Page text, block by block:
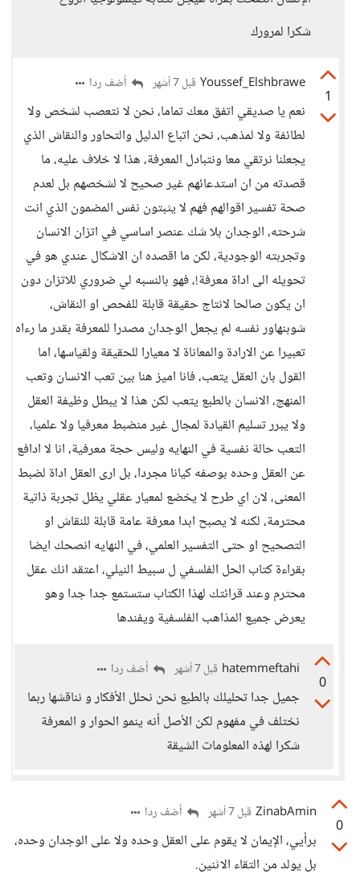
شكرا لمرورك
1
Youssef_Elshbrawe قبل 7 أشهر أضف ردا
نعم يا صديقي اتفق معك تماما، نحن لا نتعصب لشخص ولا
لطائفة ولا لمذهب، نحن اتباع الدليل والتحاور والنقاش الذي
يجعلنا نرتقي معا ونتبادل المعرفة، هذا لا خلاف عليه، ما
قصدته من ان استدعائهم غير صحيح لا لشخصهم بل لعدم
صحة تفسير اقوالهم فهم لا يثبتون نفس المضمون الذي انت
شرحته، الوجدان بلا شك عنصر اساسي في اتزان الانسان
وتجربته الوجودية، لكن ما اقصده ان الاشكال عندي هو في
تحويله الى اداة معرفة!، فهو بالنسبه لي ضروري للاتزان دون
ان يكون صالحا لانتاج حقيقة قابلة للفحص او النقاش،
شوبنهاور نفسه لم يجعل الوجدان مصدرا للمعرفة بقدر ما رءاه
تعبيرا عن الارادة والمعاناة لا معيارا للحقيقة ولقياسها، اما
القول بان العقل يتعب، فانا اميز هنا بين تعب الانسان وتعب
المنهج، الانسان بالطبع يتعب لكن هذا لا يبطل وظيفة العقل
ولا يبرر تسليم القيادة لمجال غير منضبط معرفيا ولا علميا،
التعب حالة نفسية في النهايه وليس حجة معرفية، انا لا ادافع
عن العقل وحده بوصفه كيانا مجردا، بل ارى العقل اداة لضبط
المعنى، لان اي طرح لا يخضع لمعيار عقلي يظل تجربة ذاتية
محترمة، لكنه لا يصبح ابدا معرفة عامة قابلة للنقاش او
التصحيح او حتى التفسير العلمي، في النهايه انصحك ايضا
بقراءة كتاب الحل الفلسفي ل سبيط النيلي، اعتقد انك عقل
محترم وعند قرائتك لهذا الكتاب ستستمع جدا جدا وهو
يعرض جميع المذاهب الفلسفية ويفندها
0
hatemmeftahi قبل 7 أشهر أضف ردا
جميل جدا تحليلك بالطبع نحن نحلل الأفكار و نناقشها ربما
نختلف في مفهوم لكن الأصل أنه ينمو الحوار و المعرفة
شكرا لهذه المعلومات الشيقة
0
ZinabAmin قبل 7 أشهر أضف ردا
برأيي، الإيمان لا يقوم على العقل وحده ولا على الوجدان وحده،
بل يولد من التقاء الاثنين.